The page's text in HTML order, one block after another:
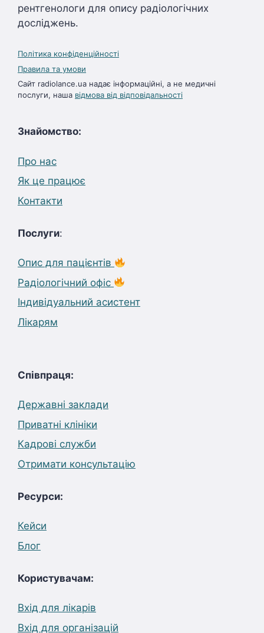
рентгенологи для опису радіологічних
досліджень.
Політика конфіденційності
Правила та умови
Сайт radiolance.ua надає інформаційні, а не медичні
послуги, наша відмова від відповідальності
Знайомство:
Про нас
Як це працює
Контакти
Послуги:
Опис для пацієнтів
Радіологічний офіс
Індивідуальний асистент
Лікарям
Співпраця:
Державні заклади
Приватні клініки
Кадрові служби
Отримати консультацію
Ресурси:
Кейси
Блог
Користувачам:
Вхід для лікарів
Вхід для організацій